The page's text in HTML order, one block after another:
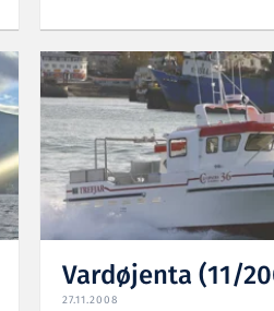
Vardøjenta (11/
27.11.2008